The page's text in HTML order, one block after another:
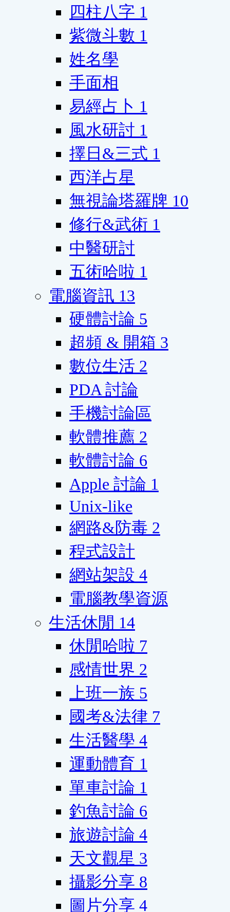
四柱八字 1
紫微斗數 1
姓名學
手面相
易經占卜 1
風水研討 1
擇日&三式 1
西洋占星
無視論塔羅牌 10
修行&武術 1
中醫研討
五術哈啦 1
電腦資訊 13
硬體討論 5
超頻 & 開箱 3
數位生活 2
PDA 討論
手機討論區
軟體推薦 2
軟體討論 6
Apple 討論 1
Unix-like
網路&防毒 2
程式設計
網站架設 4
電腦教學資源
生活休閒 14
休閒哈啦 7
感情世界 2
上班一族 5
國考&法律 7
生活醫學 4
運動體育 1
單車討論 1
釣魚討論 6
旅遊討論 4
天文觀星 3
攝影分享 8
圖片分享 4